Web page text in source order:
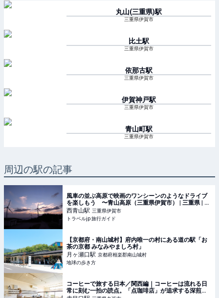
丸山(三重県)駅
三重県伊賀市
比土駅
三重県伊賀市
依那古駅
三重県伊賀市
伊賀神戸駅
三重県伊賀市
青山町駅
三重県伊賀市
周辺の駅の記事
風車の並ぶ高原で映画のワンシーンのようなドライブ
を楽しもう 〜青山高原（三重県伊賀市） | 三重県 | ト
ラベルjp 旅行ガイド
西青山駅 三重県伊賀市
トラベルjp 旅行ガイド
【京都府・南山城村】府内唯一の村にある道の駅「お
茶の京都 みなみやましろ村」
月ヶ瀬口駅 京都府相楽郡南山城村
地球の歩き方
コーヒーで旅する日本／関西編｜コーヒーは流れる日
常に刻む一拍の読点。「点珈琲店」が追求する深煎